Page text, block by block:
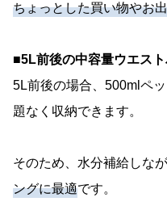
ちょっとした買い物やお
■5L前後の中容量ウエス
5L前後の場合、500mlペ
題なく収納できます。
そのため、水分補給しな
ングに最適です。